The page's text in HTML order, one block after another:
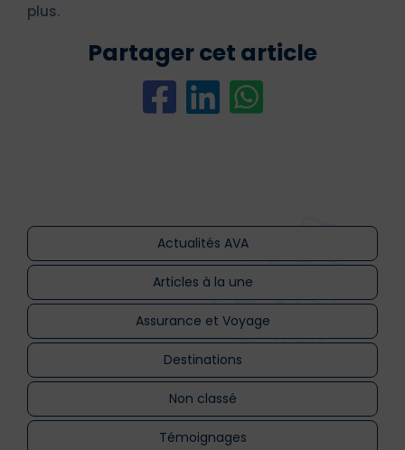
plus.
Partager cet article
Actualités AVA
Articles à la une
Assurance et Voyage
Destinations
Non classé
Témoignages